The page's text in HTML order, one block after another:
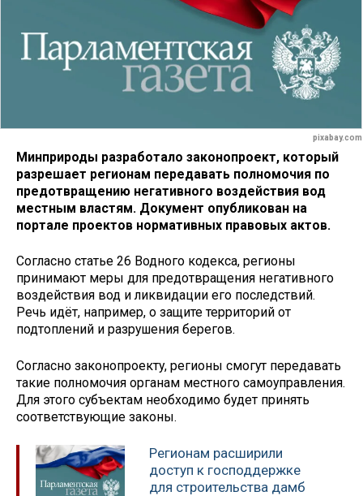
pixabay.com
Минприроды разработало законопроект, который
разрешает регионам передавать полномочия по
предотвращению негативного воздействия вод
местным властям. Документ опубликован на
портале проектов нормативных правовых актов.
Согласно статье 26 Водного кодекса, регионы
принимают меры для предотвращения негативного
воздействия вод и ликвидации его последствий.
Речь идёт, например, о защите территорий от
подтоплений и разрушения берегов.
Согласно законопроекту, регионы смогут передавать
такие полномочия органам местного самоуправления.
Для этого субъектам необходимо будет принять
соответствующие законы.
Регионам расширили
доступ к господдержке
для строительства дамб